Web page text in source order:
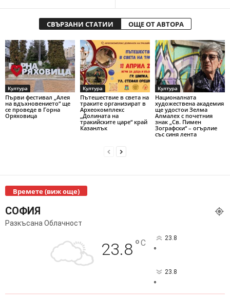
СВЪРЗАНИ СТАТИИ ОЩЕ ОТ АВТОРА
Култура
Първи фестивал „Алея
на вдъхновението“ ще
се проведе в Горна
Оряховица
Култура
Пътешествие в света на
траките организират в
Археокомплекс
„Долината на
тракийските царе“ край
Казанлък
Култура
Националната
художествена академия
ще удостои Зелма
Алмалех с почетния
знак „Св. Пимен
Зографски“ – огърлие
със синя лента
Времете (виж още)
СОФИЯ
Разкъсана Облачност
23.8°C 23.8
°
23.8
°